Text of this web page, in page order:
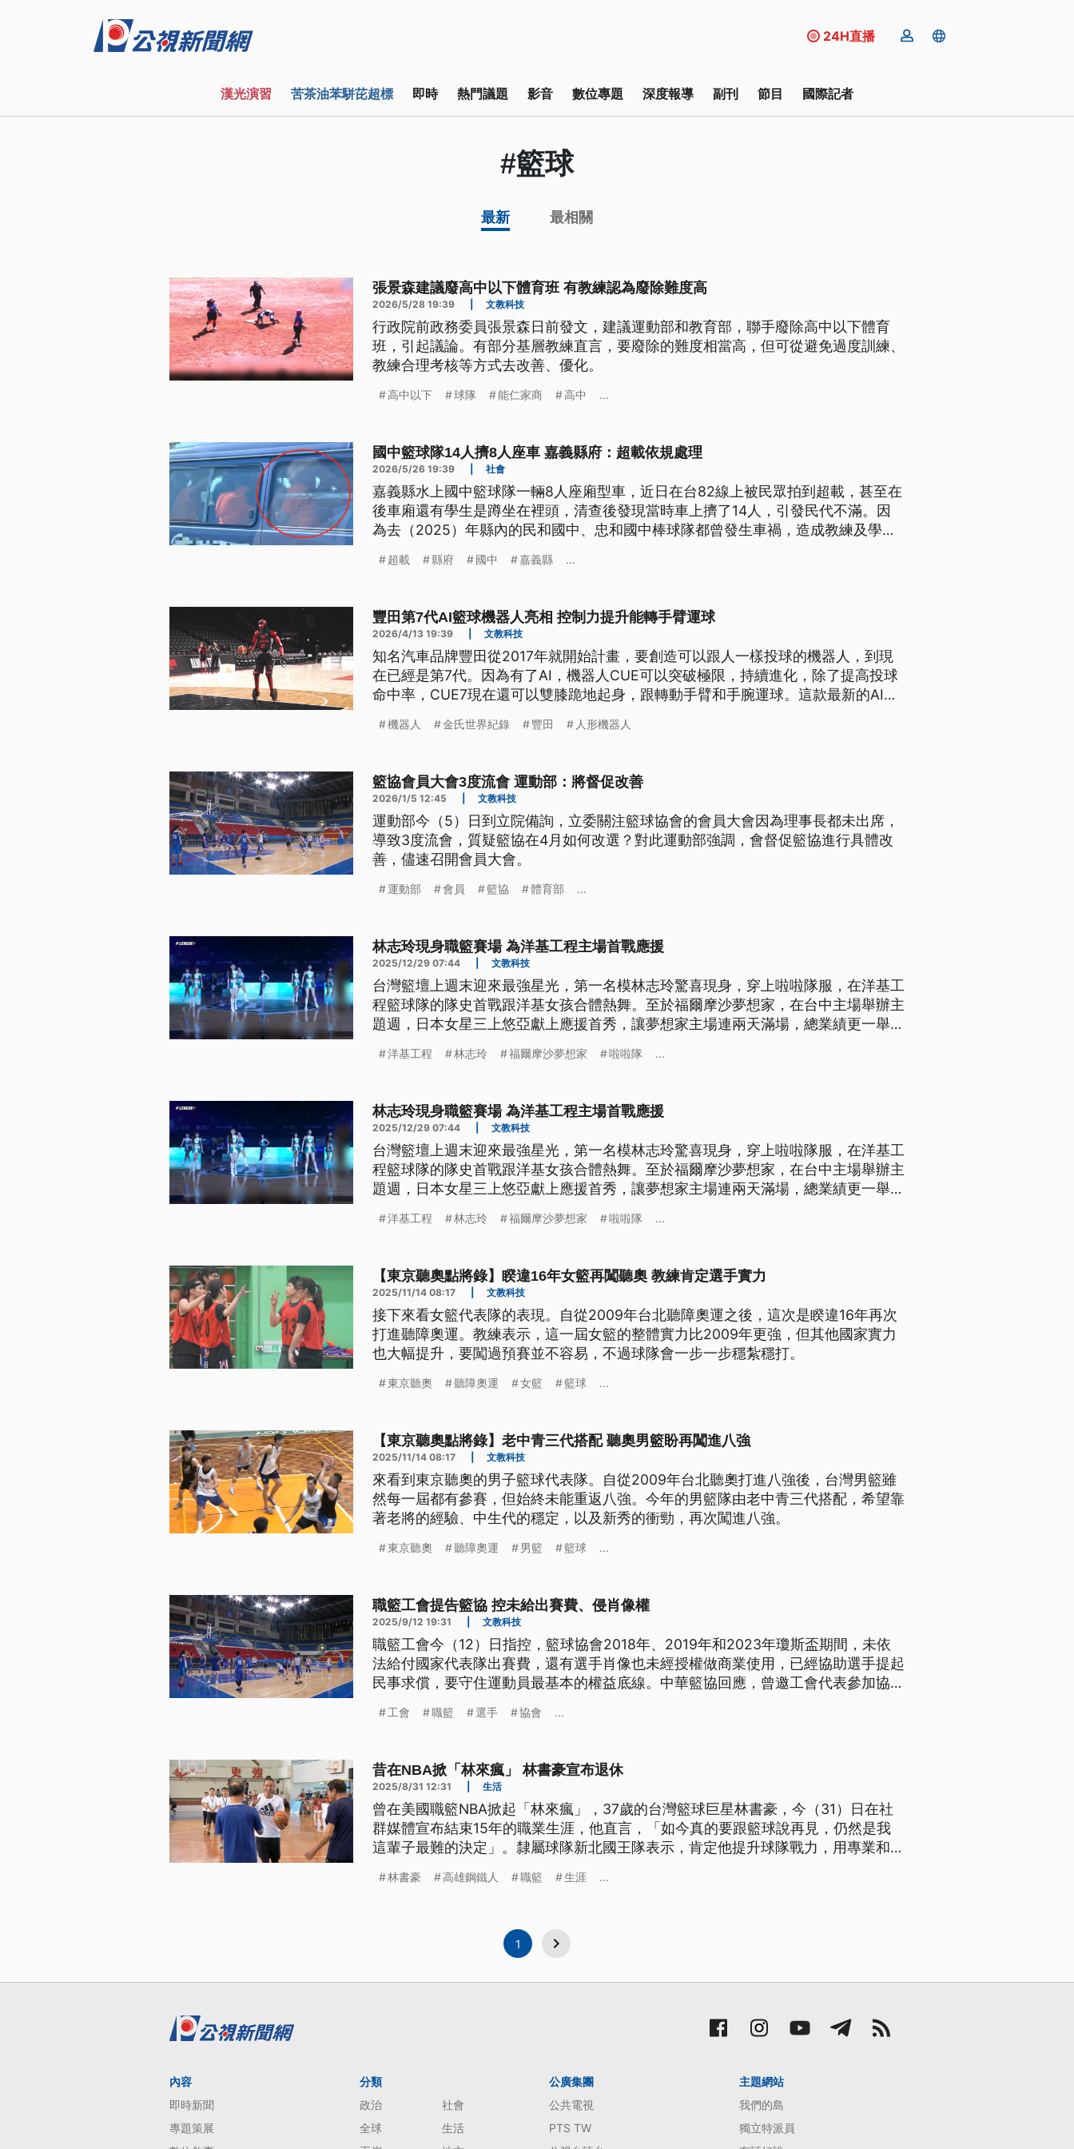
24H直播
漢光演習 苦茶油苯駢芘超標 即時 熱門議題 影音 數位專題 深度報導 副刊 節目 國際記者
#籃球
最新 最相關
張景森建議廢高中以下體育班 有教練認為廢除難度高
2026/5/28 19:39 文教科技
行政院前政務委員張景森日前發文，建議運動部和教育部，聯手廢除高中以下體育
班，引起議論。有部分基層教練直言，要廢除的難度相當高，但可從避免過度訓練、
教練合理考核等方式去改善、優化。
高中以下 球隊 能仁家商 高中 ...
國中籃球隊14人擠8人座車 嘉義縣府：超載依規處理
2026/5/26 19:39 社會
嘉義縣水上國中籃球隊一輛8人座廂型車，近日在台82線上被民眾拍到超載，甚至在
後車廂還有學生是蹲坐在裡頭，清查後發現當時車上擠了14人，引發民代不滿。因
為去（2025）年縣內的民和國中、忠和國中棒球隊都曾發生車禍，造成教練及學生
要求學校提出詳細報告並究責。
超載 縣府 國中 嘉義縣 ...
豐田第7代AI籃球機器人亮相 控制力提升能轉手臂運球
2026/4/13 19:39 文教科技
知名汽車品牌豐田從2017年就開始計畫，要創造可以跟人一樣投球的機器人，到現
在已經是第7代。因為有了AI，機器人CUE可以突破極限，持續進化，除了提高投球
命中率，CUE7現在還可以雙膝跪地起身，跟轉動手臂和手腕運球。這款最新的AI籃
機器人 金氏世界紀錄 豐田 人形機器人
籃協會員大會3度流會 運動部：將督促改善
2026/1/5 12:45 文教科技
運動部今（5）日到立院備詢，立委關注籃球協會的會員大會因為理事長都未出席，
導致3度流會，質疑籃協在4月如何改選？對此運動部強調，會督促籃協進行具體改
善，儘速召開會員大會。
運動部 會員 籃協 體育部 ...
林志玲現身職籃賽場 為洋基工程主場首戰應援
2025/12/29 07:44 文教科技
台灣籃壇上週末迎來最強星光，第一名模林志玲驚喜現身，穿上啦啦隊服，在洋基工
程籃球隊的隊史首戰跟洋基女孩合體熱舞。至於福爾摩沙夢想家，在台中主場舉辦主
題週，日本女星三上悠亞獻上應援首秀，讓夢想家主場連兩天滿場，總業績更一舉衝
洋基工程 林志玲 福爾摩沙夢想家 啦啦隊 ...
林志玲現身職籃賽場 為洋基工程主場首戰應援
2025/12/29 07:44 文教科技
台灣籃壇上週末迎來最強星光，第一名模林志玲驚喜現身，穿上啦啦隊服，在洋基工
程籃球隊的隊史首戰跟洋基女孩合體熱舞。至於福爾摩沙夢想家，在台中主場舉辦主
題週，日本女星三上悠亞獻上應援首秀，讓夢想家主場連兩天滿場，總業績更一舉衝
洋基工程 林志玲 福爾摩沙夢想家 啦啦隊 ...
【東京聽奧點將錄】睽違16年女籃再闖聽奧 教練肯定選手實力
2025/11/14 08:17 文教科技
接下來看女籃代表隊的表現。自從2009年台北聽障奧運之後，這次是睽違16年再次
打進聽障奧運。教練表示，這一屆女籃的整體實力比2009年更強，但其他國家實力
也大幅提升，要闖過預賽並不容易，不過球隊會一步一步穩紮穩打。
東京聽奧 聽障奧運 女籃 籃球 ...
【東京聽奧點將錄】老中青三代搭配 聽奧男籃盼再闖進八強
2025/11/14 08:17 文教科技
來看到東京聽奧的男子籃球代表隊。自從2009年台北聽奧打進八強後，台灣男籃雖
然每一屆都有參賽，但始終未能重返八強。今年的男籃隊由老中青三代搭配，希望靠
著老將的經驗、中生代的穩定，以及新秀的衝勁，再次闖進八強。
東京聽奧 聽障奧運 男籃 籃球 ...
職籃工會提告籃協 控未給出賽費、侵肖像權
2025/9/12 19:31 文教科技
職籃工會今（12）日指控，籃球協會2018年、2019年和2023年瓊斯盃期間，未依
法給付國家代表隊出賽費，還有選手肖像也未經授權做商業使用，已經協助選手提起
民事求償，要守住運動員最基本的權益底線。中華籃協回應，曾邀工會代表參加協會
敵意的訴訟」。
工會 職籃 選手 協會 ...
昔在NBA掀「林來瘋」 林書豪宣布退休
2025/8/31 12:31 生活
曾在美國職籃NBA掀起「林來瘋」，37歲的台灣籃球巨星林書豪，今（31）日在社
群媒體宣布結束15年的職業生涯，他直言，「如今真的要跟籃球說再見，仍然是我
這輩子最難的決定」。隸屬球隊新北國王隊表示，肯定他提升球隊戰力，用專業和無
林書豪 高雄鋼鐵人 職籃 生涯 ...
1
內容
即時新聞
專題策展
分類
政治
社會
全球
生活
公廣集團
公共電視
PTS TW
主題網站
我們的島
獨立特派員